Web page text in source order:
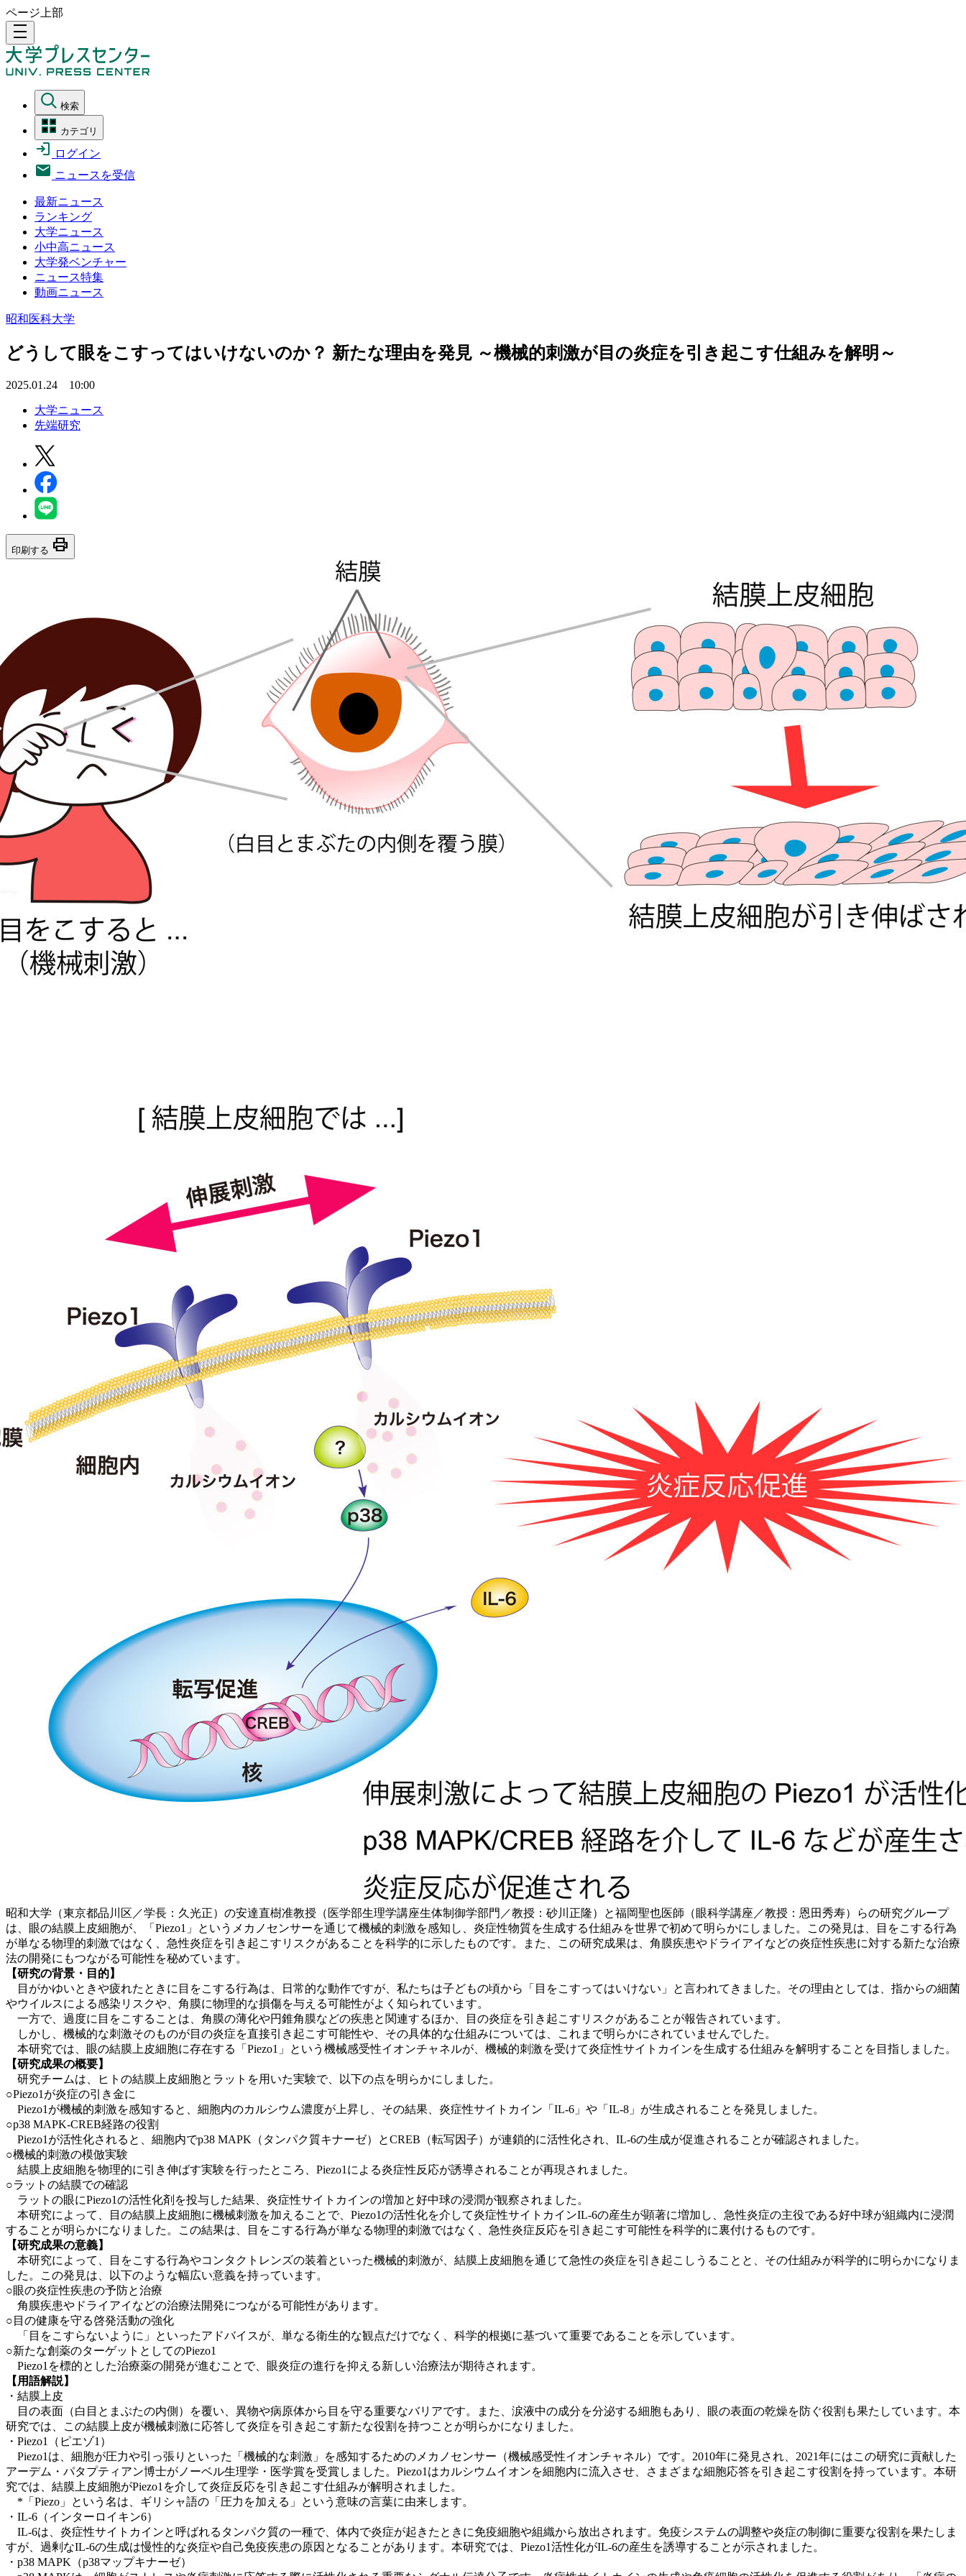
ページ上部
density_medium
検索
カテゴリ
ログイン
ニュースを受信
最新ニュース
ランキング
大学ニュース
小中高ニュース
大学発ベンチャー
ニュース特集
動画ニュース
昭和医科大学
どうして眼をこすってはいけないのか？ 新たな理由を発見 ～機械的刺激が目の炎症を引き起こす仕組みを解明～
2025.01.24 10:00
大学ニュース
先端研究
印刷する print
昭和大学（東京都品川区／学長：久光正）の安達直樹准教授（医学部生理学講座生体制御学部門／教授：砂川正隆）と福岡聖也医師（眼科学講座／教授：恩田秀寿）らの研究グループ
は、眼の結膜上皮細胞が、「Piezo1」というメカノセンサーを通じて機械的刺激を感知し、炎症性物質を生成する仕組みを世界で初めて明らかにしました。この発見は、目をこする行為
が単なる物理的刺激ではなく、急性炎症を引き起こすリスクがあることを科学的に示したものです。また、この研究成果は、角膜疾患やドライアイなどの炎症性疾患に対する新たな治療
法の開発にもつながる可能性を秘めています。
【研究の背景・目的】
目がかゆいときや疲れたときに目をこする行為は、日常的な動作ですが、私たちは子どもの頃から「目をこすってはいけない」と言われてきました。その理由としては、指からの細菌
やウイルスによる感染リスクや、角膜に物理的な損傷を与える可能性がよく知られています。
一方で、過度に目をこすることは、角膜の薄化や円錐角膜などの疾患と関連するほか、目の炎症を引き起こすリスクがあることが報告されています。
しかし、機械的な刺激そのものが目の炎症を直接引き起こす可能性や、その具体的な仕組みについては、これまで明らかにされていませんでした。
本研究では、眼の結膜上皮細胞に存在する「Piezo1」という機械感受性イオンチャネルが、機械的刺激を受けて炎症性サイトカインを生成する仕組みを解明することを目指しました。
【研究成果の概要】
研究チームは、ヒトの結膜上皮細胞とラットを用いた実験で、以下の点を明らかにしました。
○Piezo1が炎症の引き金に
Piezo1が機械的刺激を感知すると、細胞内のカルシウム濃度が上昇し、その結果、炎症性サイトカイン「IL-6」や「IL-8」が生成されることを発見しました。
○p38 MAPK-CREB経路の役割
Piezo1が活性化されると、細胞内でp38 MAPK（ タンパク質キナーゼ）とCREB（転写因子）が連鎖的に活性化され、IL-6の生成が促進されることが確認されました。
○機械的刺激の模倣実験
結膜上皮細胞を物理的に引き伸ばす実験を行ったところ、Piezo1による炎症性反応が誘導されることが再現されました。
○ラットの結膜での確認
ラットの眼にPiezo1の活性化剤を投与した結果、炎症性サイトカインの増加と好中球の浸潤が観察されました。
本研究によって、目の結膜上皮細胞に機械刺激を加えることで、Piezo1の活性化を介して炎症性サイトカインIL-6の産生が顕著に増加し、急性炎症の主役である好中球が組織内に浸潤
することが明らかになりました。この結果は、目をこする行為が単なる物理的刺激ではなく、急性炎症反応を引き起こす可能性を科学的に裏付けるものです。
【研究成果の意義】
本研究によって、目をこする行為やコンタクトレンズの装着といった機械的刺激が、結膜上皮細胞を通じて急性の炎症を引き起こしうることと、その仕組みが科学的に明らかになりま
した。この発見は、以下のような幅広い意義を持っています。
○眼の炎症性疾患の予防と治療
角膜疾患やドライアイなどの治療法開発につながる可能性があります。
○目の健康を守る啓発活動の強化
「目をこすらないように」といったアドバイスが、単なる衛生的な観点だけでなく、科学的根拠に基づいて重要であることを示しています。
○新たな創薬のターゲットとしてのPiezo1
Piezo1を標的とした治療薬の開発が進むことで、眼炎症の進行を抑える新しい治療法が期待されます。
【用語解説】
・結膜上皮
目の表面（白目とまぶたの内側）を覆い、異物や病原体から目を守る重要なバリアです。また、涙液中の成分を分泌する細胞もあり、眼の表面の乾燥を防ぐ役割も果たしています。本
研究では、この結膜上皮が機械刺激に応答して炎症を引き起こす新たな役割を持つことが明らかになりました。
・Piezo1（ピエゾ1）
Piezo1は、細胞が圧力や引っ張りといった「機械的な刺激」を感知するためのメカノセンサー（機械感受性イオンチャネル）です。2010年に発見され、2021年にはこの研究に貢献した
アーデム・パタプティアン博士がノーベル生理学・医学賞を受賞しました。Piezo1はカルシウムイオンを細胞内に流入させ、さまざまな細胞応答を引き起こす役割を持っています。本研
究では、結膜上皮細胞がPiezo1を介して炎症反応を引き起こす仕組みが解明されました。
*「Piezo」という名は、ギリシャ語の「圧力を加える」という意味の言葉に由来します。
・IL-6（インターロイキン6）
IL-6は、炎症性サイトカインと呼ばれるタンパク質の一種で、体内で炎症が起きたときに免疫細胞や組織から放出されます。免疫システムの調整や炎症の制御に重要な役割を果たしま
すが、過剰なIL-6の生成は慢性的な炎症や自己免疫疾患の原因となることがあります。本研究では、Piezo1活性化がIL-6の産生を誘導することが示されました。
・p38 MAPK（p38マップキナーゼ）